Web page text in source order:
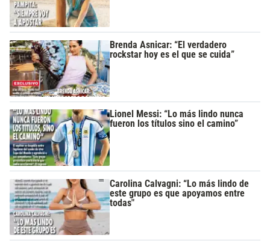
Brenda Asnicar: “El verdadero
rockstar hoy es el que se cuida”
Lionel Messi: “Lo más lindo nunca
fueron los títulos sino el camino”
Carolina Calvagni: “Lo más lindo de
este grupo es que apoyamos entre
todas"